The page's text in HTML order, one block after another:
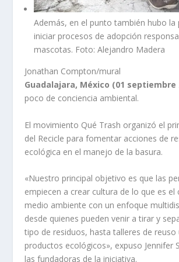
Además, en el punto también hubo la
iniciar procesos de adopción
mascotas. Foto: Alejandro Madera
Jonathan Compton/mural
Guadalajara, México (01 septiembre
poco de conciencia ambiental.
El movimiento Qué Trash organizó el
del Recicle para fomentar acciones de
ecológica en el manejo de la basura.
«Nuestro principal objetivo es que las
empiecen a crear cultura de lo que es el
medio ambiente con un enfoque
desde quienes pueden venir a tirar y
tipo de residuos, hasta talleres de
productos ecológicos», expuso Jennifer
las fundadoras de la iniciativa.